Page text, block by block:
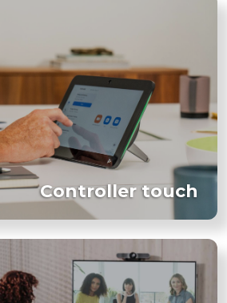
Controller touch